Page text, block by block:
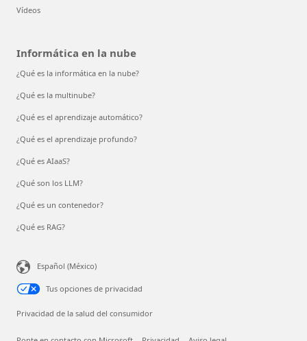
Vídeos
Informática en la nube
¿Qué es la informática en la nube?
¿Qué es la multinube?
¿Qué es el aprendizaje automático?
¿Qué es el aprendizaje profundo?
¿Qué es AIaaS?
¿Qué son los LLM?
¿Qué es un contenedor?
¿Qué es RAG?
Español (México)
Tus opciones de privacidad
Privacidad de la salud del consumidor